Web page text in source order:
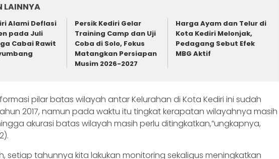
LAINNYA
Alami Deflasi
pada Juli
Cabai Rawit
Persik Kediri Gelar
Training Camp dan Uji
Coba di Solo, Fokus
Matangkan Persiapan
Musim 2026-2027
Harga Ayam dan Telur di
Kota Kediri Melonjak,
Pedagang Sebut Efek
MBG Aktif
pilar batas wilayah antar Kelurahan di Kota Kediri ini sudah
2017, namun pada waktu itu tingkat kerapatan wilayahnya masih
akurasi batas wilayah masih perlu ditingkatkan,”ungkapnya,
setiap tahunnya kita lakukan monitoring sekaligus meningkatkan